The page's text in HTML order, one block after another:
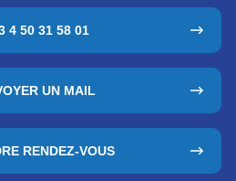
4 50 31 58 01
UN MAIL
RENDEZ-VOUS